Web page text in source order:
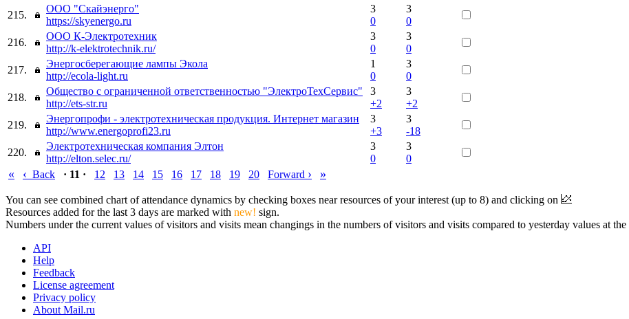
215.
ООО "Скайэнерго"
https://skyenergo.ru
3
0
3
0
216.
ООО К-Электротехник
http://k-elektrotechnik.ru/
3
0
3
0
217.
Энергосберегающие лампы Экола
http://ecola-light.ru
1
0
3
0
218.
Общество с ограниченной ответственностью "ЭлектроТехСервис"
http://ets-str.ru
3
+2
3
+2
219.
Энергопрофи - электротехническая продукция. Интернет магазин
http://www.energoprofi23.ru
3
+3
3
-18
220.
Электротехническая компания Элтон
http://elton.selec.ru/
3
0
3
0
« ‹ Back · 11 · 12 13 14 15 16 17 18 19 20 Forward › »
You can see combined chart of attendance dynamics by checking boxes near resources of your interest (up to 8) and clicking on
Resources added for the last 3 days are marked with new! sign.
Numbers under the current values of visitors and visits mean changings in the numbers of visitors and visits compared to yesterday values at the
API
Help
Feedback
License agreement
Privacy policy
About Mail.ru